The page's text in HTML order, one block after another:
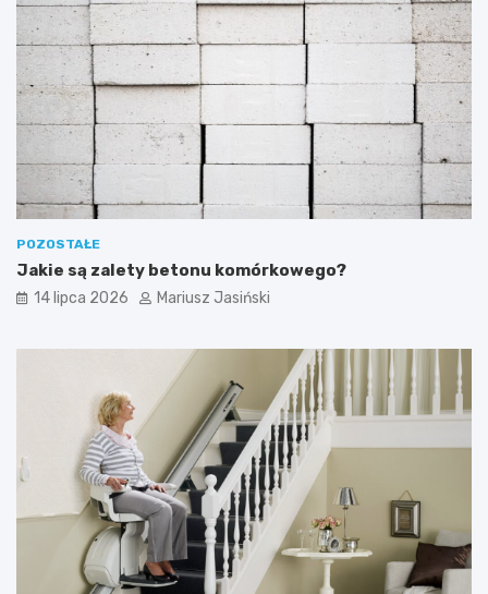
POZOSTAŁE
Jakie są zalety betonu komórkowego?
14 lipca 2026 Mariusz Jasiński